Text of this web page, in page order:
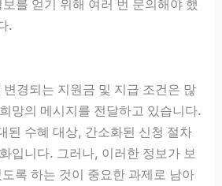
를 얻기 위해 여러 번 문의해야 했
.
경되는 지원금 및 지급 조건은 많
망의 메시지를 전달하고 있습니다.
된 수혜 대상, 간소화된 신청 절차
입니다. 그러나, 이러한 정보가 보
록 하는 것이 중요한 과제로 남아